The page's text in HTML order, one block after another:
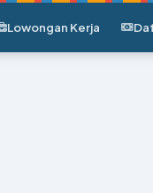
Lowongan Kerja